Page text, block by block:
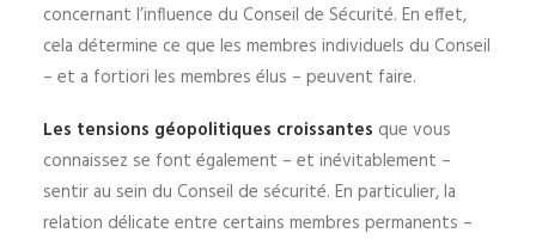
concernant l’influence du Conseil de Sécurité. En effet,
cela détermine ce que les membres individuels du Conseil
– et a fortiori les membres élus – peuvent faire.
Les tensions géopolitiques croissantes que vous
connaissez se font également – et inévitablement –
sentir au sein du Conseil de sécurité. En particulier, la
relation délicate entre certains membres permanents –